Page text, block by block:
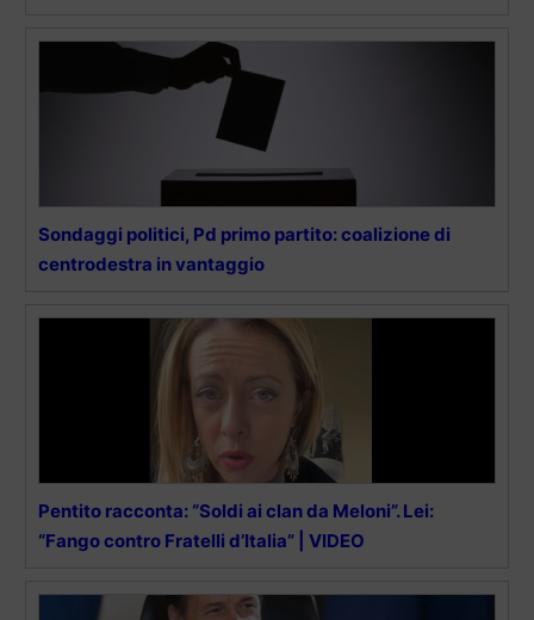
Sondaggi politici, Pd primo partito: coalizione di
centrodestra in vantaggio
Pentito racconta: “Soldi ai clan da Meloni”. Lei:
“Fango contro Fratelli d’Italia” | VIDEO